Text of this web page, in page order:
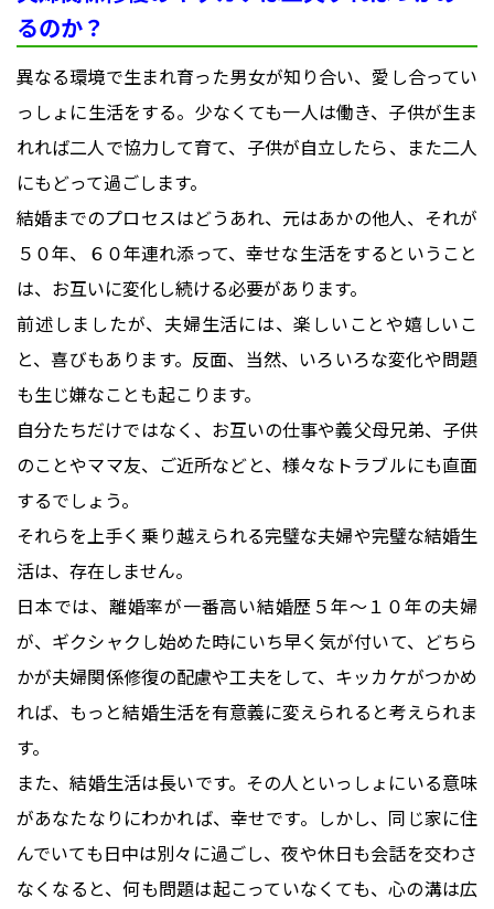
るのか？
異なる環境で生まれ育った男女が知り合い、愛し合ってい
っしょに生活をする。少なくても一人は働き、子供が生ま
れれば二人で協力して育て、子供が自立したら、また二人
にもどって過ごします。
結婚までのプロセスはどうあれ、元はあかの他人、それが
５０年、６０年連れ添って、幸せな生活をするということ
は、お互いに変化し続ける必要があります。
前述しましたが、夫婦生活には、楽しいことや嬉しいこ
と、喜びもあります。反面、当然、いろいろな変化や問題
も生じ嫌なことも起こります。
自分たちだけではなく、お互いの仕事や義父母兄弟、子供
のことやママ友、ご近所などと、様々なトラブルにも直面
するでしょう。
それらを上手く乗り越えられる完璧な夫婦や完璧な結婚生
活は、存在しません。
日本では、離婚率が一番高い結婚歴５年～１０年の夫婦
が、ギクシャクし始めた時にいち早く気が付いて、どちら
かが夫婦関係修復の配慮や工夫をして、キッカケがつかめ
れば、もっと結婚生活を有意義に変えられると考えられま
す。
また、結婚生活は長いです。その人といっしょにいる意味
があなたなりにわかれば、幸せです。しかし、同じ家に住
んでいても日中は別々に過ごし、夜や休日も会話を交わさ
なくなると、何も問題は起こっていなくても、心の溝は広